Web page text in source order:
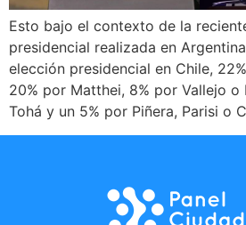
Esto bajo el contexto de la
presidencial realizada en
elección presidencial en Chile,
20% por Matthei, 8% por Vallejo o
Tohá y un 5% por Piñera, Parisi o